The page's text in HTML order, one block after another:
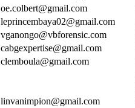
oe.colbert@gmail.com
leprincembaya02@gmail.com
vganongo@vbforensic.com
cabgexpertise@gmail.com
clemboula@gmail.com
linvanimpion@gmail.com